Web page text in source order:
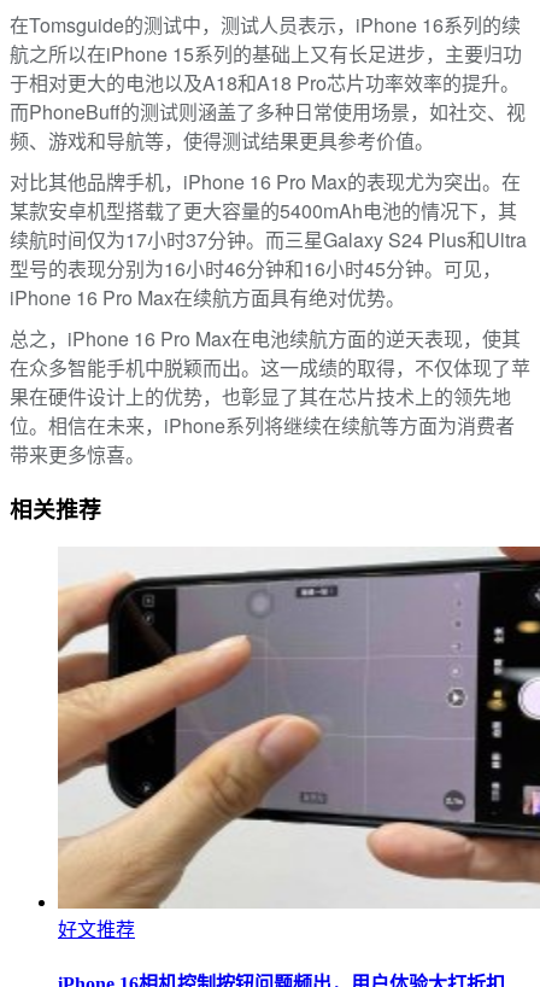
在Tomsguide的测试中，测试人员表示，iPhone 16系列的续
航之所以在iPhone 15系列的基础上又有长足进步，主要归功
于相对更大的电池以及A18和A18 Pro芯片功率效率的提升。
而PhoneBuff的测试则涵盖了多种日常使用场景，如社交、视
频、游戏和导航等，使得测试结果更具参考价值。
对比其他品牌手机，iPhone 16 Pro Max的表现尤为突出。在
某款安卓机型搭载了更大容量的5400mAh电池的情况下，其
续航时间仅为17小时37分钟。而三星Galaxy S24 Plus和Ultra
型号的表现分别为16小时46分钟和16小时45分钟。可见，
iPhone 16 Pro Max在续航方面具有绝对优势。
总之，iPhone 16 Pro Max在电池续航方面的逆天表现，使其
在众多智能手机中脱颖而出。这一成绩的取得，不仅体现了苹
果在硬件设计上的优势，也彰显了其在芯片技术上的领先地
位。相信在未来，iPhone系列将继续在续航等方面为消费者
带来更多惊喜。
相关推荐
好文推荐